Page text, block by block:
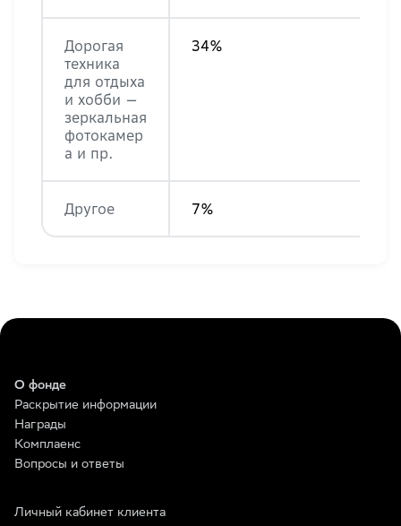
Дорогая
техника
для отдыха
и хобби —
зеркальная
фотокамер
а и пр.
34%
Другое 7%
О фонде
Раскрытие информации
Награды
Комплаенс
Вопросы и ответы
Личный кабинет клиента